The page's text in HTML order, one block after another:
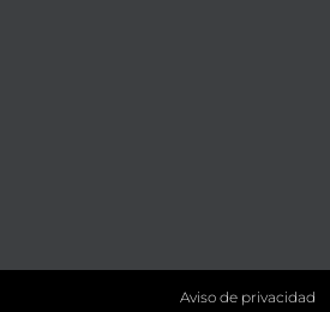
Aviso de privacidad